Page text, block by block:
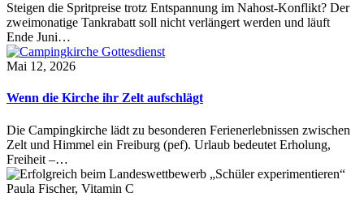
Steigen die Spritpreise trotz Entspannung im Nahost-Konflikt? Der
zweimonatige Tankrabatt soll nicht verlängert werden und läuft
Ende Juni…
Mai 12, 2026
Wenn die Kirche ihr Zelt aufschlägt
Die Campingkirche lädt zu besonderen Ferienerlebnissen zwischen
Zelt und Himmel ein Freiburg (pef). Urlaub bedeutet Erholung,
Freiheit –…
Paula Fischer, Vitamin C